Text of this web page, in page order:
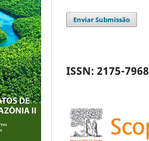
Enviar Submissão
ISSN: 2175-7968